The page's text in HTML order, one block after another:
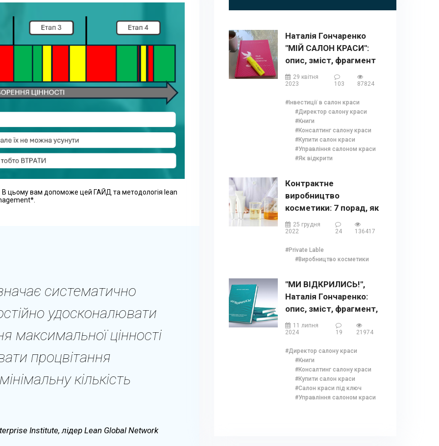
В цьому вам допоможе цей ГАЙД та методологія lean
систематично
удосконалювати
максимальної цінності
процвітання
кількість
Institute, лідер Lean Global Network
Наталія Гончаренко
"МІЙ САЛОН КРАСИ":
опис, зміст, фрагмент
та бонуси
29 квітня
2023
103 87824
#Інвестиції в салон краси
#Директор салону краси
#Книги
#Консалтинг салону краси
#Купити салон краси
#Управління салоном краси
#Як відкрити
Контрактне
виробництво
косметики: 7 порад, як
випустити власний
бренд
25 грудня
2022
24 136417
#Private Lable
#Виробництво косметики
"МИ ВІДКРИЛИСЬ!",
Наталія Гончаренко:
опис, зміст, фрагмент,
бонуси та відгуки
11 липня
2024
19 21974
#Директор салону краси
#Книги
#Консалтинг салону краси
#Купити салон краси
#Салон краси під ключ
#Управління салоном краси